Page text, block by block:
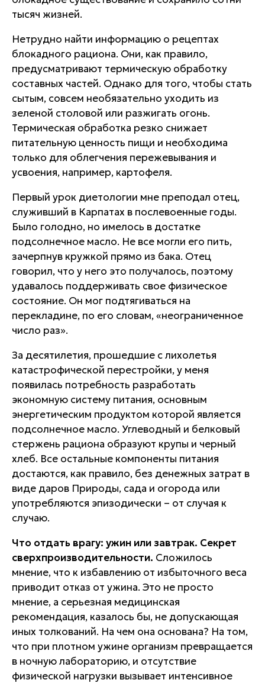
тысяч жизней.
Нетрудно найти информацию о рецептах
блокадного рациона. Они, как правило,
предусматривают термическую обработку
составных частей. Однако для того, чтобы стать
сытым, совсем необязательно уходить из
зеленой столовой или разжигать огонь.
Термическая обработка резко снижает
питательную ценность пищи и необходима
только для облегчения пережевывания и
усвоения, например, картофеля.
Первый урок диетологии мне преподал отец,
служивший в Карпатах в послевоенные годы.
Было голодно, но имелось в достатке
подсолнечное масло. Не все могли его пить,
зачерпнув кружкой прямо из бака. Отец
говорил, что у него это получалось, поэтому
удавалось поддерживать свое физическое
состояние. Он мог подтягиваться на
перекладине, по его словам, «неограниченное
число раз».
За десятилетия, прошедшие с лихолетья
катастрофической перестройки, у меня
появилась потребность разработать
экономную систему питания, основным
энергетическим продуктом которой является
подсолнечное масло. Углеводный и белковый
стержень рациона образуют крупы и черный
хлеб. Все остальные компоненты питания
достаются, как правило, без денежных затрат в
виде даров Природы, сада и огорода или
употребляются эпизодически – от случая к
случаю.
Что отдать врагу: ужин или завтрак. Секрет
сверхпроизводительности. Сложилось
мнение, что к избавлению от избыточного веса
приводит отказ от ужина. Это не просто
мнение, а серьезная медицинская
рекомендация, казалось бы, не допускающая
иных толкований. На чем она основана? На том,
что при плотном ужине организм превращается
в ночную лабораторию, и отсутствие
физической нагрузки вызывает интенсивное